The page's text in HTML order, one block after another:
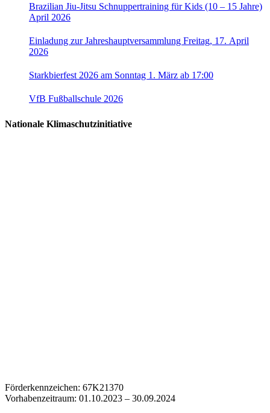
Brazilian Jiu-Jitsu Schnuppertraining für Kids (10 – 15 Jahre)
April 2026
Einladung zur Jahreshauptversammlung Freitag, 17. April
2026
Starkbierfest 2026 am Sonntag 1. März ab 17:00
VfB Fußballschule 2026
Nationale Klimaschutzinitiative
Förderkennzeichen: 67K21370
Vorhabenzeitraum: 01.10.2023 – 30.09.2024